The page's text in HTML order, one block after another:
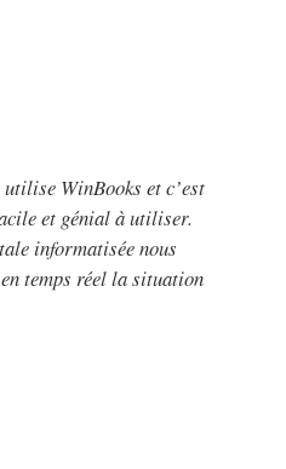
WinBooks et c’est
et génial à utiliser.
informatisée nous
temps réel la situation